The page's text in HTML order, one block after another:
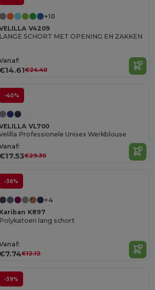
+10
V4209
LANGE SCHORT MET OPENING EN ZAKKEN
€24.40
-40%
VL700
Professionele Unisex Werkblouse
€29.30
-36%
+4
Kariban K897
Polykatoen lang schort
€12.12
-39%